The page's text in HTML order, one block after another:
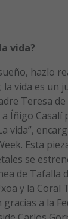
vida?
hazlo
vida es un
Teresa
Íñigo Casalí
vida”,
Esta
se
de Tafalla
y la Coral
gracias a la